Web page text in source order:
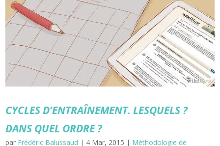
CYCLES D’ENTRAÎNEMENT. LESQUELS ?
DANS QUEL ORDRE ?
par Frédéric Balussaud | 4 Mar, 2015 | Méthodologie de